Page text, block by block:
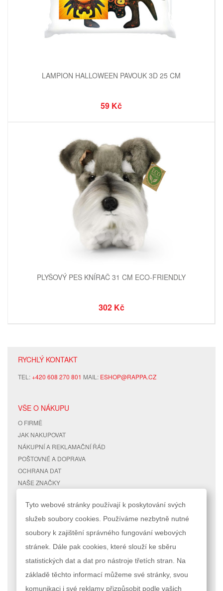
LAMPION HALLOWEEN PAVOUK 3D 25 CM
59 Kč
PLYŠOVÝ PES KNÍRAČ 31 CM ECO-FRIENDLY
302 Kč
RYCHLÝ KONTAKT
TEL:+420 608 270 801 MAIL: ESHOP@RAPPA.CZ
VŠE O NÁKUPU
O FIRMĚ
JAK NAKUPOVAT
NÁKUPNÍ A REKLAMAČNÍ ŘÁD
POŠTOVNÉ A DOPRAVA
OCHRANA DAT
NAŠE ZNAČKY
RYCHLÉ ODKAZY
MAPA STRÁNEK
VYHLEDÁVANÉ TERMÍNY
POKROČILÉ VYHLEDÁVÁNÍ
ÚČET
MŮJ ÚČET
STAV OBJEDNÁVKY
Podle zákona o evidenci tržeb je prodávající povinen vystavit kupujícímu
Tyto webové stránky používají k poskytování svých
služeb soubory cookies. Používáme nezbytně nutné
soubory k zajištění správného fungování webových
stránek. Dále pak cookies, které slouží ke sběru
statistických dat a dat pro nástroje třetích stran. Na
základě těchto informací můžeme své stránky, svou
komunikaci i své reklamy přizpůsobit podle vašich